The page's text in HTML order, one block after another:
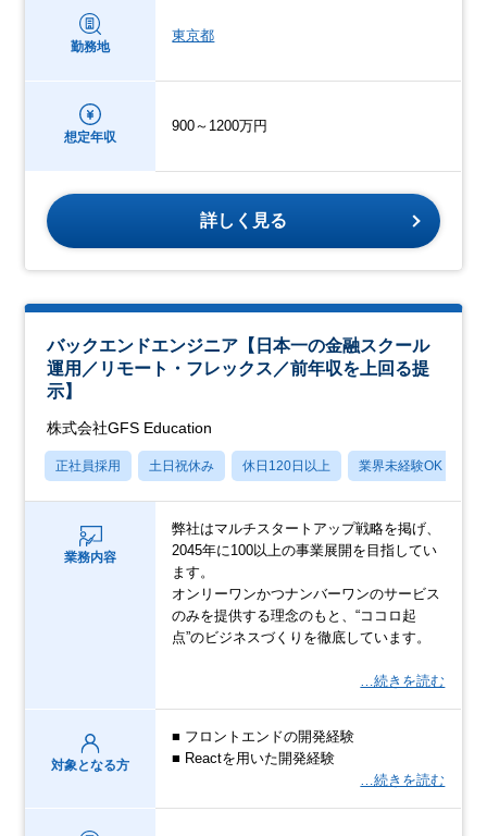
勤務地
東京都
想定年収
900～1200万円
詳しく見る
バックエンドエンジニア【日本一の金融スクール
運用／リモート・フレックス／前年収を上回る提
示】
株式会社GFS Education
正社員採用 土日祝休み 休日120日以上 業界未経験OK
業務内容
弊社はマルチスタートアップ戦略を掲げ、
2045年に100以上の事業展開を目指してい
ます。
オンリーワンかつナンバーワンのサービス
のみを提供する理念のもと、“ココロ起
点”のビジネスづくりを徹底しています。
…続きを読む
対象となる方
■ フロントエンドの開発経験
■ Reactを用いた開発経験
…続きを読む